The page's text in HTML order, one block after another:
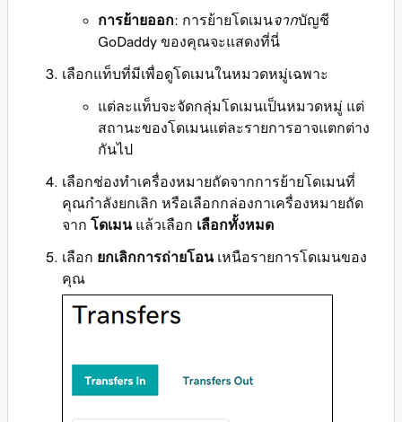
การย้ายออก: การย้ายโดเมนจากบัญชี
GoDaddy ของคุณจะแสดงที่นี่
เลือกแท็บที่มีเพื่อดูโดเมนในหมวดหมู่เฉพาะ
แต่ละแท็บจะจัดกลุ่มโดเมนเป็นหมวดหมู่ แต่
สถานะของโดเมนแต่ละรายการอาจแตกต่าง
กันไป
เลือกช่องทำเครื่องหมายถัดจากการย้ายโดเมนที่
คุณกำลังยกเลิก หรือเลือกกล่องกาเครื่องหมายถัด
จาก โดเมนแล้วเลือก เลือกทั้งหมด
เลือก ยกเลิกการถ่ายโอนเหนือรายการโดเมนของ
คุณ